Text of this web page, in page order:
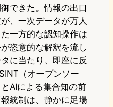
できた。情報の出口
、一次データが万人
一方的な認知操作は
恣意的な解釈を流し
に当たり、即座に反
（オープンソー
AIによる集合知の前
統制は、静かに足場